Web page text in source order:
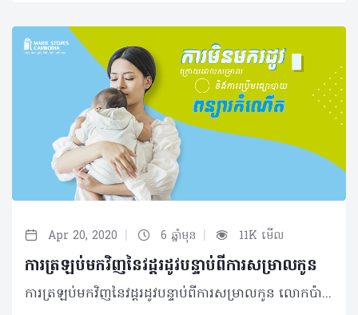
Apr 20, 2020 | 6 ឆ្នាំមុន | 11K មើល
ការត្រឡប់មកវិញនៃវដ្តរដូវបន្ទាប់ពីការសម្រាលកូន
ការត្រឡប់មកវិញនៃវដ្តរដូវបន្ទាប់ពីការសម្រាលកូន លោកប៉ា និងអ្នកម៉ាក់ថ្មីថ្មោងអាចមានការបារម្ភច្រើនជាងធម្មតាបន្តិចនៅពេលដែលនិយាយ ពីប្រធានបទអំពី”អ្នកម្តាយ និងគភ៌”។ មុនពេលសម្រាលលោកប៉ា អ្នកម៉ាក់រមែងតែងតែព្រួយបារម្ភថា តើកូនរបស់ពួកគាត់នឹងកើត មកគ្រប់ លក្ខណៈ ឬអត់ ហើយថាតើម្តាយ និងកូនមានសុវត្ថិភាព ឬយ៉ាងណា? រីឯក្រោយពេលដែលសម្រាលរួចរាល់វិញ ជាពិសេសអ្នកម្តាយតែម្តងតែងតែសួរសំនួរដូចជា៖ «ហេតុអីបានទឹកដោះខ្ញុំមិនសូវចេញ?» ឬ «ហេតុអី ទឹកដោះខ្ញុំមានរសជាតិប្លែក?» (សំនួរនេះពិតជាធ្លាប់មានគេសួរមែនទេ?) ហើយសំនួរមួយទៀតដែលពេញ និយមដែរនោះគឺ៖ ហេតុអ្វីបានជាសម្រាលកូនហើយនៅតែមិនមានរដូវទៀត? ដូចនេះគ្លីនិក ម៉ារីស្តូបនឹងដោះស្រាយចម្ងល់មួយនេះជូនម៉ាក់ប៉ាទាំងអស់មិនថាថ្មី ឬចាស់នោះទេ។ អ្វីដែលអ្នកទាំងអស់គ្នាអាចមិននឹកស្មានដល់នោះ គឺបញ្ហាទាំងអស់នេះភាគច្រើនពាក់ព័ន្ធទៅនឹងបម្រែបម្រួលនៃ រាងកាយរបស់អ្នកម្តាយជាធម្មតានៅក្រោយពេលសម្រាលកូន ។ តើហេតុអ្វីបានជាខ្ញុំមិនមករដូវទៀតនៅក្រោយពេលសម្រាលកូនហើយ? ការមករដូវគឺជាព្រឹត្តិការណ៍មួយដែលបញ្ជាក់ថាអ្នកមានសមត្ថភាពក្នុងការមានកូនតាមរយៈបាតុភូតបញ្ចេញអូវ៉ុល​(ovulation) ឬ ស៊ុតរបស់ស្រ្តីនេះឯង។ នៅកំឡុងពេលដែលអ្នកម៉ាក់ពរពោះកូនរបស់អ្នកម៉ាក់ តាំងខ្លួននៅក្នុងថង់ដែលដុះចេញពីស្រទាប់ endometrium នៃស្បូន។ សុកដែលជាប់ទៅនឹងថង់ទារករមែង តែងតែបញ្ចេញ អរម៉ូនម្យ៉ាងហៅថា Progesterone ហើយអរម៉ូននេះឯងដែលទប់ស្កាត់បាតុភូតខ្ជាក់ចេញ នូវស៊ុត​ ឬអូវ៉ុល។ អ៊ីចឹងចុះពេលណាទៅទើបរដូវខ្ញុំត្រឡប់មកវិញ? ក្រោយពីសម្រាលកូនរួច អ្នកម៉ាក់ដែលសម្រេចចិត្តថាមិនបំបៅដោះកូននឹងមានរដូវវិញក្នុងកំឡុងពេល ៦ ទៅ​ ៨ សប្តាហ៍ក្រោយសម្រាល។ ប្រសិនបើជាអ្នកម៉ាក់បំបៅដោះកូន ពេលវេលានៃការមករដូវមានការយឺតយ៉ាវ គឺអាចរវាង ៣ ទៅ ៦ ឬ ៩ ខែ អាស្រ័យលើថាតើអ្នកម៉ាក់បំបៅដោះកូនបានទៀងទាត់ឬអត់។ អ្នកម្តាយមួយចំនួន ដែលបំបៅដោះកូនជាប់រហូត អាចនឹងមិនមានរដូវក្នុងកំឡុងពេលដែលបំបៅនោះតែម្តងហើយវានឹងមកវិញ ទៅពេលឈប់បំបៅ។ ជាធម្មតា ស្រ្តីដែលបំបៅដោះកូននឹងមករដូវយឺតជាងធម្មតា ដោយសារតែទឹកដោះភ្ញោចឲ្យខ្លួនប្រាណ បញ្ចេញ អរម៉ូនម្យ៉ាងហៅថា Prolactin។ Prolactin គឺជាអរម៉ូនម្យ៉ាងដែលមានភាពចាំបាច់ក្នុង ការផលិតទឹក ដោះម្តាយ ហើយវាក៏អាចទប់ស្កាត់អរម៉ូនដែលបង្កឲ្យមានការទម្លាក់ស៊ុតដែរ។ ដោយសារតែមិនមានអរម៉ូន ជម្រុញឲ្យមាន វដ្តរដូវ អ្នកម្តាយទាំងនោះត្រូវចាំពេលយូរបន្តិច។ តើនៅពេលដែលមានរដូវវិញមានការប៉ះពាល់ដល់ទឹកដោះដែរឬទេ? នៅពេលដែលរដូវរបស់អ្នកត្រឡប់មកវិញ អ្នកអាចចាប់អារម្មណ៍ថាមានបម្រែបម្រួលតិចតួចទាក់ទងនឹង ទឹកដោះ។ ឧទាហរណ៍៖ អ្នកអាចឃើញថាទឹកដោះរបស់អ្នកមកតិចជាងមុន ឬ ក៏ទារកមើលទៅហាក់បីដូចជា មិនសូវ មានចំណង់ក្នុងការបៅទឹកដោះ។ បម្រែបម្រួលនៃអរម៉ូនអាចធ្វើឲ្យទឹកដោះផ្លាស់ប្តូររសជាតិតិចតួច ឬ​ សណ្ឋាននៃទឹកដោះម្តាយ ប៉ុន្តែការប្រែប្រួលនេះតិចខ្លាំងណាស់ ហើយវាមិនបង្កជាផលអវិជ្ជមាន នោះទេ។ ហេតុអ្វីបានជាការមានកូនជាប់ៗគ្នាក្នុងរយៈពេលខ្លីមិនល្អចំពោះអ្នកម្តាយ និង ទារក? ទារកដែលត្រូវបានបង្កកំណើតក្នុងកំឡុងពេលតិចជាង ១២ខែបន្ទាប់ពីការសម្រាលចុងក្រោយរបស់ម្តាយរងនូវ ការកើនឡើងនៃហានិភ័យក្នុងការកើតមិនគ្រប់ខែ មានទម្ងន់តិចជាងទារកធម្មតា បាត់បង់ជីវិតនៅក្នុងផ្ទៃ និង ការស្លាប់ក្រោយពេលសម្រាល។ ហេតុដូច្នេះហើយ លោកឪពុកអ្នកម្តាយគួរតែរងចាំយ៉ាងហោចណាស់ក៏​ ១២ ខែដែរ សឹមយកកូនមួយទៀត។ តែនេះមិនមែនមានន័យថាហាមឃាត់មិនឲ្យរួមភេទនោះទេ។ អ្វីដែលអ្នកគួរធ្វើគឺការប្រើប្រាស់វិធីសាស្រ្តពន្យាកំណើត ឲ្យបានត្រឹមត្រូវ និងឆាប់រហ័ស។ នេះសំដៅទៅលើស្រ្តីដែលទើបតែធ្វើការរំលូតកូន ឬ រលូតកូនផងដែរ។ សូមចំណាំថា៖ទោះបីអ្នកមិន​បានពរពោះ​ដល់សម្រាលក្តី ក៏អ្នកទៅតែអាចមានសមត្ថភាពក្នុងការពរពោះម្តងទៀតក្នុងអំឡុងពេលខ្លីបំផុតដែរ។ ដូចនេះ ការប្រើ​វិធីសាស្រ្ត​ពន្យារកំណើតភ្លាមៗបន្ទាប់ពីសម្រាល ឬការរំលូ តកូន នឹងអាចជួយ កាត់បន្ថយហានិភ័យជាច្រើន។ ម៉ារីស្តូបអើយ! តើអ្នកអាចជួយណែនាំវិធីសាស្រ្តពន្យារកំណើតដ៏សក្តិសមបំផុតបានទេ? ប្រាកដណាស់។ មនុស្សមួយចំនួនធមានគំនិតអវិជ្ជមានចំពោះការប្រើប្រាស់វិធីសាស្រ្តពន្យារកំណើតនៅពេលដែល សម្រាល កូនរួចភ្លាមៗ។ ចំពោះការលេបថ្នាំគ្រាប់ពន្យារកំណើតវិញ គឺមិនសូវបានណែនាំចំពោះស្រ្តីដែលទើបតែសម្រាលកូននោះទេ ជាពិសេសក្នុងកំឡុងពេល ២១​ថ្ងៃដំបូង។ នៅក្នុងកំឡុងពេល ២១ ថ្ងៃនោះ ស្រ្តីមានហានិភ័យច្រើនជាងធម្មតាក្នុងការមានជំងឺកំណកឈាម។ វិធីសាស្រ្តពន្យារកំណើតដែលល្អ ហើយមានសុវត្ថិភាពជាងគេនោះ គឺវិធីសាស្រ្តពន្យារកំណើតរយៈពេលវែង ដូចជា ការដាក់កងក្នុងស្បូន (IUD) និង ការដាក់កងក្រោមស្បែក (implant)។ អ្នកអាចប្រើប្រាស់វិធីសាស្រ្តទាំងពីរនេះក្រោយពេលសម្រាលកូនភ្លាមៗ ឬ ក្នុងកំឡុងពេលក្រោយសម្រាលកូន ២១​ថ្ងៃក៏បាន។ តែកុំឲ្យយឺតយ៉ាវជាងនេះឲ្យសោះណា៎។ ដូចនេះកុំបារម្ភអី រដូវរបស់អ្នកនឹងមកវិញដូចធម្មតា។ ហើយប្រសិនជាអ្នកចង់មានការពរពោះដោយមានសុវត្ថិភាព និង ទារកដែលមានសុខភាពល្អ វាមានអត្ថប្រយោជន៍ក្នុងការរងចាំដោយប្រើប្រាស់វិធីសាស្រ្តពន្យារកំណើតឲ្យបាន ត្រឹមត្រូវ។ ការអត់ធ្មត់គឺជាគុណធម៌គួរប្រកាន់ជាប់ខ្លួន (Patience is virtue)។ ឯកសារយោង៖ Jackson, E., & Glasier, A. (2011). Return of Ovulation and Menses in Postpartum Nonlactating Women. Obstetrics & Gynecology, 117(3), 657–662. doi: 10.1097/aog.0b013e31820ce18c Women's Health Care Physicians. (2018, February). Retrieved from https://www.acog.org/Patients/FAQs/Postpartum-Birth-Control?IsMobileSet=false FSRH Guidline: Contraception After Pregnancy (January 2017) សម្រាប់ព័ត៌មានបន្ថែមវិធីសាស្រ្តពន្យារកំណើតផ្សេងៗ​​​ ប្រឹក្សាជាមួយ @MarieStopesKH តាមរយៈ៖ ✓ ផ្ញើសារតាមរយៈហ្វេសប៊ុគ ✓ រៀងរាល់ថ្ងៃចាប់ពីម៉ោង 7:00 ព្រឹក រហូតដល់ម៉ោង 5:00 ល្ងាច ✓ 012 999 002 ឬ 098 999 102 ✓ ផ្ញើសារតាមរយៈបណ្ដាញសង្គម LINE, Viber, WhatsApp, WeChat 093 24 08 23 ✓ www.mariestopes.org.kh/contactus